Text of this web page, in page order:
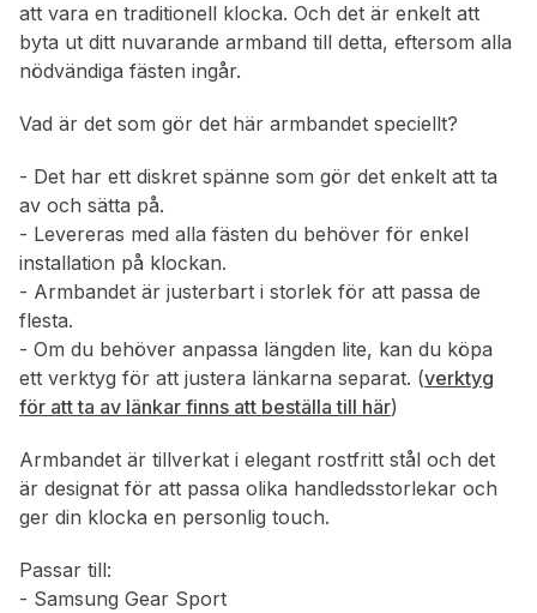
att vara en traditionell klocka. Och det är enkelt att
byta ut ditt nuvarande armband till detta, eftersom alla
nödvändiga fästen ingår.
Vad är det som gör det här armbandet speciellt?
- Det har ett diskret spänne som gör det enkelt att ta
av och sätta på.
- Levereras med alla fästen du behöver för enkel
installation på klockan.
- Armbandet är justerbart i storlek för att passa de
flesta.
- Om du behöver anpassa längden lite, kan du köpa
ett verktyg för att justera länkarna separat. (verktyg
för att ta av länkar finns att beställa till här)
Armbandet är tillverkat i elegant rostfritt stål och det
är designat för att passa olika handledsstorlekar och
ger din klocka en personlig touch.
Passar till:
- Samsung Gear Sport